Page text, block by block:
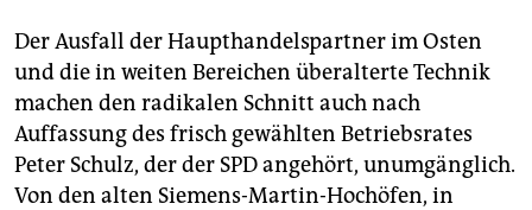
Der Ausfall der Haupthandelspartner im Osten
und die in weiten Bereichen überalterte Technik
machen den radikalen Schnitt auch nach
Auffassung des frisch gewählten Betriebsrates
Peter Schulz, der der SPD angehört, unumgänglich.
Von den alten Siemens-Martin-Hochöfen, in